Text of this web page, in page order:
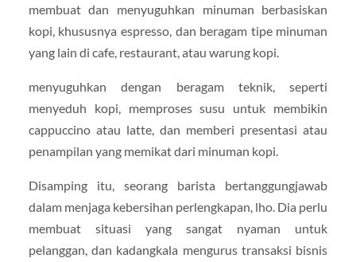
membuat dan menyuguhkan minuman berbasiskan
kopi, khususnya espresso, dan beragam tipe minuman
yang lain di cafe, restaurant, atau warung kopi.
menyuguhkan dengan beragam teknik, seperti
menyeduh kopi, memproses susu untuk membikin
cappuccino atau latte, dan memberi presentasi atau
penampilan yang memikat dari minuman kopi.
Disamping itu, seorang barista bertanggungjawab
dalam menjaga kebersihan perlengkapan, lho. Dia perlu
membuat situasi yang sangat nyaman untuk
pelanggan, dan kadangkala mengurus transaksi bisnis